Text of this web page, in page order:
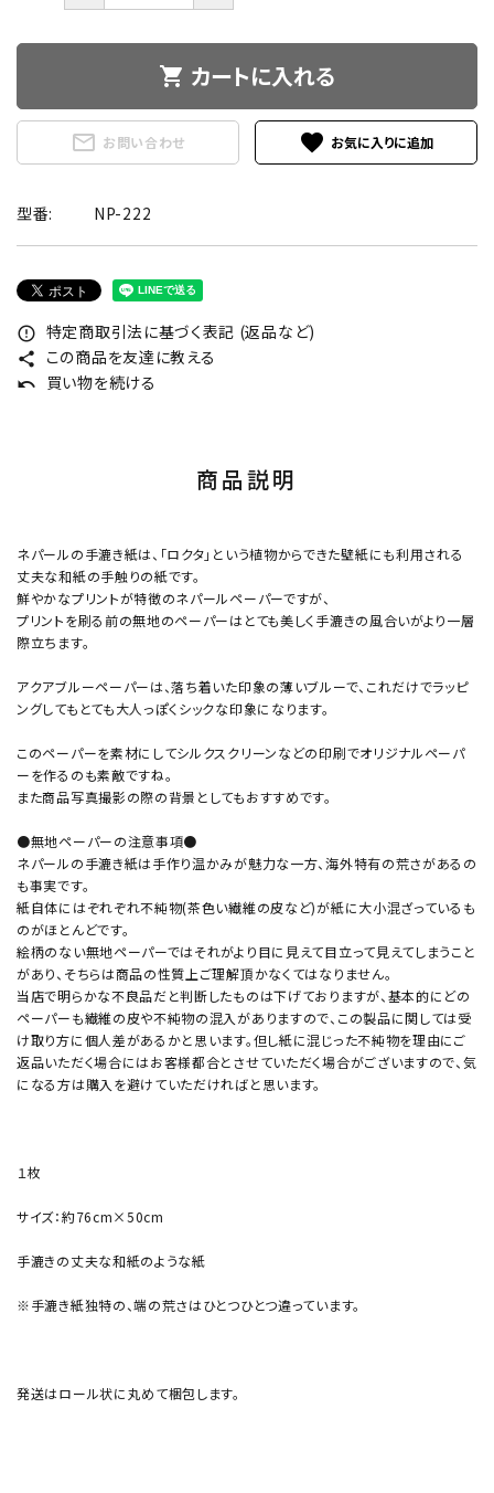
shopping_cart カートに入れる
mail_outline お問い合わせ favorite
型番: NP-222
error_outline 特定商取引法に基づく表記 (返品など)
share この商品を友達に教える
undo 買い物を続ける
商品説明
ネパールの手漉き紙は、「ロクタ」という植物からできた壁紙にも利用される
丈夫な和紙の手触りの紙です。
鮮やかなプリントが特徴のネパールペーパーですが、
プリントを刷る前の無地のペーパーはとても美しく手漉きの風合いがより一層
際立ちます。
アクアブルーペーパーは、落ち着いた印象の薄いブルーで、これだけでラッピ
ングしてもとても大人っぽくシックな印象になります。
このペーパーを素材にしてシルクスクリーンなどの印刷でオリジナルペーパ
ーを作るのも素敵ですね。
また商品写真撮影の際の背景としてもおすすめです。
●無地ペーパーの注意事項●
ネパールの手漉き紙は手作り温かみが魅力な一方、海外特有の荒さがあるの
も事実です。
紙自体にはぞれぞれ不純物(茶色い繊維の皮など)が紙に大小混ざっているも
のがほとんどです。
絵柄のない無地ペーパーではそれがより目に見えて目立って見えてしまうこと
があり、そちらは商品の性質上ご理解頂かなくてはなりません。
当店で明らかな不良品だと判断したものは下げておりますが、基本的にどの
ペーパーも繊維の皮や不純物の混入がありますので、この製品に関しては受
け取り方に個人差があるかと思います。但し紙に混じった不純物を理由にご
返品いただく場合にはお客様都合とさせていただく場合がございますので、気
になる方は購入を避けていただければと思います。
１枚
サイズ：約76cm×50cm
手漉きの丈夫な和紙のような紙
※手漉き紙独特の、端の荒さはひとつひとつ違っています。
発送はロール状に丸めて梱包します。